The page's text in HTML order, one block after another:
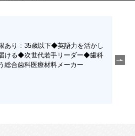
あり：35歳以下◆英語力を活かし
ける◆次世代若手リーダー◆歯科
総合歯科医療材料メーカー
◆年
休み